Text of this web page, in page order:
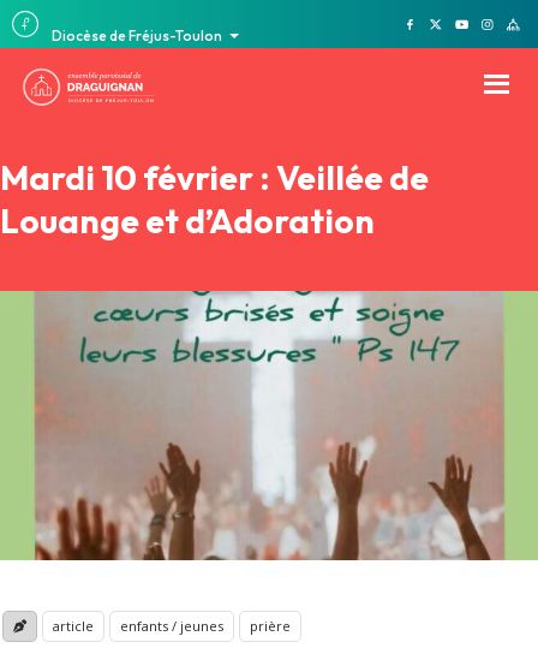
Diocèse de Fréjus-Toulon
Mardi 10 février : Veillée de
Louange et d’Adoration
article enfants / jeunes prière